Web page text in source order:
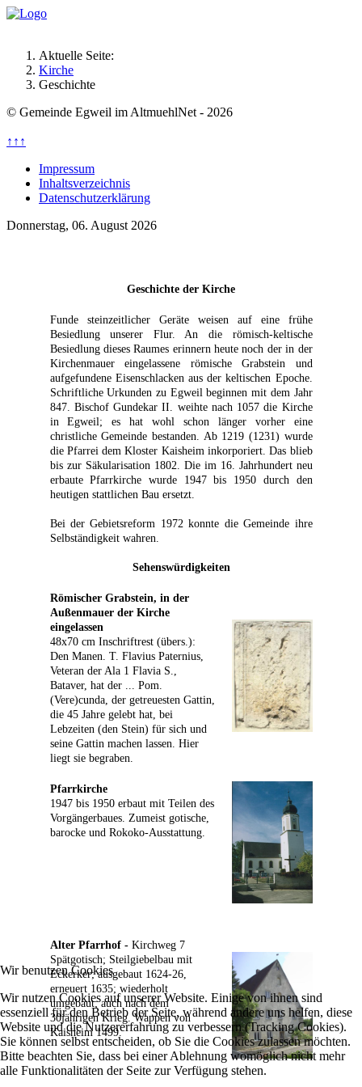
Aktuelle Seite:
Kirche
Geschichte
© Gemeinde Egweil im AltmuehlNet - 2026
↑↑↑
Impressum
Inhaltsverzeichnis
Datenschutzerklärung
Donnerstag, 06. August 2026
Geschichte der Kirche
Funde steinzeitlicher Geräte weisen auf eine frühe
Besiedlung unserer Flur. An die römisch-keltische
Besiedlung dieses Raumes erinnern heute noch der in der
Kirchenmauer eingelassene römische Grabstein und
aufgefundene Eisenschlacken aus der keltischen Epoche.
Schriftliche Urkunden zu Egweil beginnen mit dem Jahr
847. Bischof Gundekar II. weihte nach 1057 die Kirche
in Egweil; es hat wohl schon länger vorher eine
christliche Gemeinde bestanden. Ab 1219 (1231) wurde
die Pfarrei dem Kloster Kaisheim inkorporiert. Das blieb
bis zur Säkularisation 1802. Die im 16. Jahrhundert neu
erbaute Pfarrkirche wurde 1947 bis 1950 durch den
heutigen stattlichen Bau ersetzt.
Bei der Gebietsreform 1972 konnte die Gemeinde ihre
Selbständigkeit wahren.
Sehenswürdigkeiten
Römischer Grabstein, in der
Außenmauer der Kirche
eingelassen
48x70 cm Inschriftrest (übers.):
Den Manen. T. Flavius Paternius,
Veteran der Ala 1 Flavia S.,
Bataver, hat der ... Pom.
(Vere)cunda, der getreuesten Gattin,
die 45 Jahre gelebt hat, bei
Lebzeiten (den Stein) für sich und
seine Gattin machen lassen. Hier
liegt sie begraben.
Pfarrkirche
1947 bis 1950 erbaut mit Teilen des
Vorgängerbaues. Zumeist gotische,
barocke und Rokoko-Ausstattung.
Alter Pfarrhof - Kirchweg 7
Spätgotisch; Steilgiebelbau mit
Eckerker; ausgebaut 1624-26,
erneuert 1635; wiederholt
umgebaut; auch nach dem
30jährigen Krieg. Wappen von
Kaisheim 1499.
Wir benutzen Cookies
Wir nutzen Cookies auf unserer Website. Einige von ihnen sind
essenziell für den Betrieb der Seite, während andere uns helfen, diese
Website und die Nutzererfahrung zu verbessern (Tracking Cookies).
Sie können selbst entscheiden, ob Sie die Cookies zulassen möchten.
Bitte beachten Sie, dass bei einer Ablehnung womöglich nicht mehr
alle Funktionalitäten der Seite zur Verfügung stehen.